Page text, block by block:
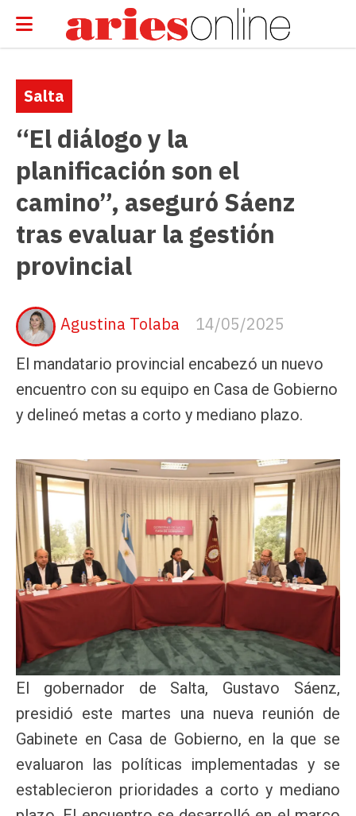
“El diálogo y la
planificación son el
camino”, aseguró Sáenz
tras evaluar la gestión
provincial
El mandatario provincial encabezó un nuevo
encuentro con su equipo en Casa de Gobierno
y delineó metas a corto y mediano plazo.
Salta
14/05/2025
Agustina Tolaba
El gobernador de Salta, Gustavo Sáenz,
presidió este martes una nueva reunión de
Gabinete en Casa de Gobierno, en la que se
evaluaron las políticas implementadas y se
establecieron prioridades a corto y mediano